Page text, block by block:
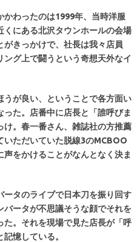
かわったのは1999年、当時洋服
くにある北沢タウンホールの会場
きっかけで、社長は我々店員
ング上で闘うという奇想天外なイ
うが良い、ということで各方面い
た。店番中に店長と「誰呼びま
け。春一番さん、雑誌社の方推薦
いただいていた脱線3のMCBOO
をかけることがなんとなく決ま
ータのライブで日本刀を振り回す
ータが不思議そうな顔でそれを
た。それを現場で見た店長が「呼
憶している。